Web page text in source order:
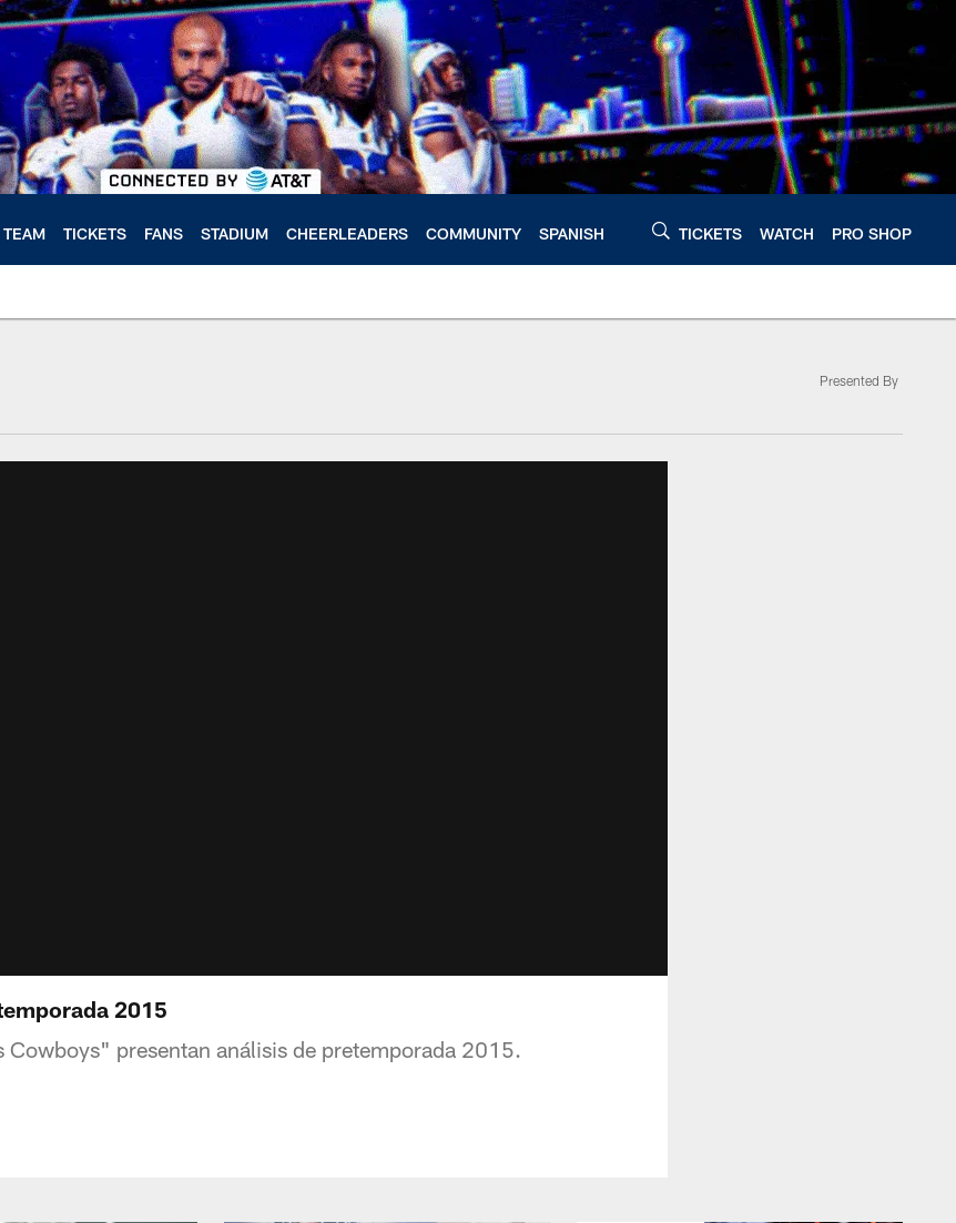
TEAM TICKETS FANS STADIUM CHEERLEADERS COMMUNITY SPANISH TICKETS WATCH PRO SHOP
Presented By
2015
presentan análisis de pretemporada 2015.